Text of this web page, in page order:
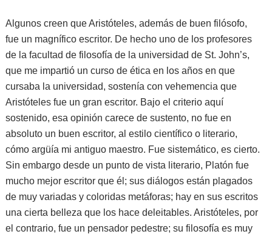
Algunos creen que Aristóteles, además de buen filósofo,
fue un magnífico escritor. De hecho uno de los profesores
de la facultad de filosofía de la universidad de St. John’s,
que me impartió un curso de ética en los años en que
cursaba la universidad, sostenía con vehemencia que
Aristóteles fue un gran escritor. Bajo el criterio aquí
sostenido, esa opinión carece de sustento, no fue en
absoluto un buen escritor, al estilo científico o literario,
cómo argüía mi antiguo maestro. Fue sistemático, es cierto.
Sin embargo desde un punto de vista literario, Platón fue
mucho mejor escritor que él; sus diálogos están plagados
de muy variadas y coloridas metáforas; hay en sus escritos
una cierta belleza que los hace deleitables. Aristóteles, por
el contrario, fue un pensador pedestre; su filosofía es muy